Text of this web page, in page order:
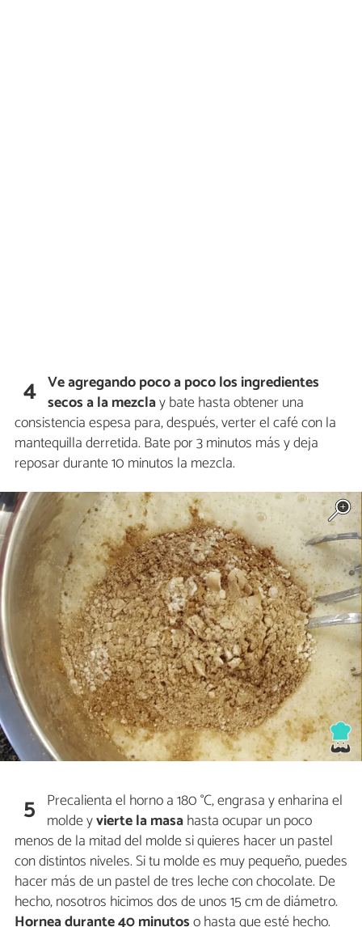
4 Ve agregando poco a poco los ingredientes
secos a la mezclay bate hasta obtener una
consistencia espesa para, después, verter el café con la
mantequilla derretida. Bate por 3 minutos más y deja
reposar durante 10 minutos la mezcla.
5 Precalienta el horno a 180 °C, engrasa y enharina el
molde yvierte la masahasta ocupar un poco
menos de la mitad del molde si quieres hacer un pastel
con distintos niveles. Si tu molde es muy pequeño, puedes
hacer más de un pastel de tres leche con chocolate. De
hecho, nosotros hicimos dos de unos 15 cm de diámetro.
Hornea durante 40 minutoso hasta que esté hecho.